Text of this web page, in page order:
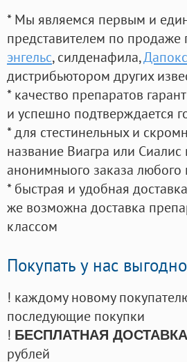
* Мы являемся первым и
представителем по
энгельс, силденафила,
дистрибьютором других
* качество препаратов
и успешно подтверждается
* для стестинельных и
название Виагра или Сиалис
анонимныого заказа
* быстрая и удобная
же возможна доставка
классом
Покупать у нас выгодно
! каждому новому
последующие покупки
! БЕСПЛАТНАЯ ДОСТАВКА
рублей